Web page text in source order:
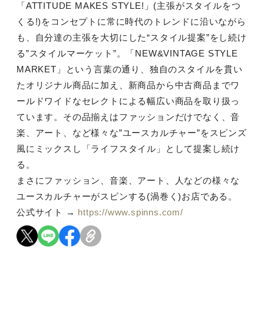
「ATTITUDE MAKES STYLE!」(主張がスタイルをつ
くる!)をコンセプトに常に時代のトレンドに沿いながら
も、自分達の主張を大切にした“スタイル提案”をし続け
る”スタイルマーケット”。「NEW&VINTAGE STYLE
MARKET」という言葉の通り、独自のスタイルを貫い
たオリジナル商品に加え、新商品から中古商品までワ
ールドワイドなセレクトによる幅広い商品を取り扱っ
ています。その品揃えはファッションだけでなく、音
楽、アート、など様々な”ユースカルチャー”をスピンズ
風にミックスし「ライフスタイル」として提案し続け
る。
まさにファッション、音楽、アート、人などの様々な
ユースカルチャーがスピンする(渦巻く)お店である。
公式サイト → https://www.spinns.com/